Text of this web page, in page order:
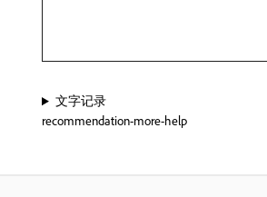
文字记录
recommendation-more-help